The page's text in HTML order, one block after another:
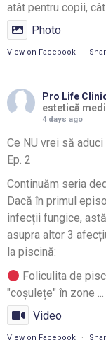
atât pentru copii,
Photo
View on Facebook ·
Pro Life
estetică
4 days ago
Ce NU vrei să
Ep. 2
Continuăm seria
Dacă în primul
infecții fungice,
asupra altor 3
la piscină:
Foliculita de
"coșulețe" în zone ...
Video
View on Facebook ·